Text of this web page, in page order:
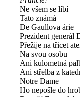
Ne všem se líbí
Tato známá
De Gaullova árie
Prezident generál
Přežije na třicet
Na svou osobu
Ani kulometná
Ani střelba z
Notre Dame
Ho nepošle do